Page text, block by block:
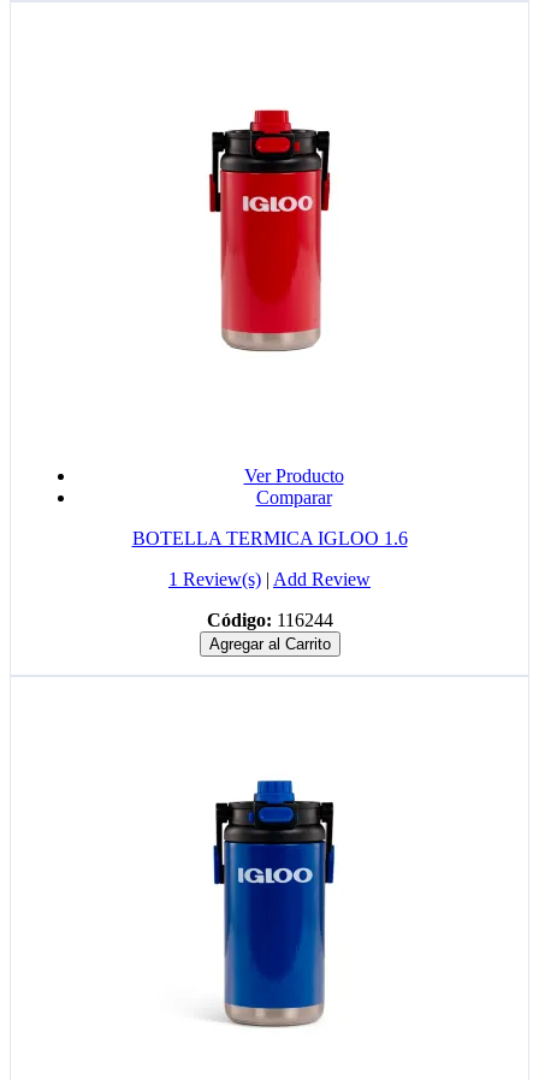
Ver Producto
Comparar
BOTELLA TERMICA IGLOO 1.6
1 Review(s) | Add Review
Código: 116244
Agregar al Carrito